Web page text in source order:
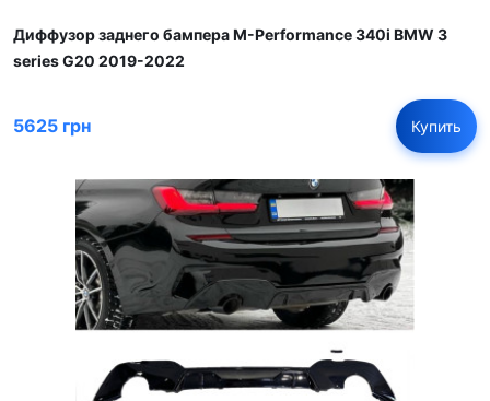
Диффузор заднего бампера M-Performance 340i BMW 3
series G20 2019-2022
5625 грн Купить